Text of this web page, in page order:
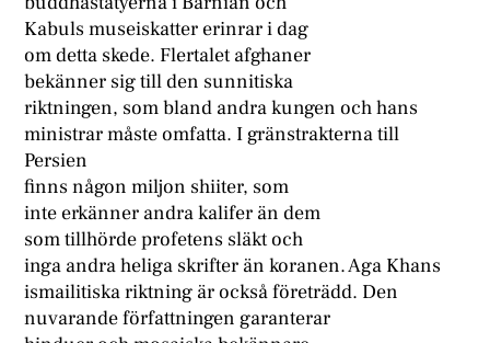
Kabuls museiskatter erinrar i dag
om detta skede. Flertalet afghaner
bekänner sig till den sunnitiska
riktningen, som bland andra kungen och hans
ministrar måste omfatta. I gränstrakterna till
Persien
finns någon miljon shiiter, som
inte erkänner andra kalifer än dem
som tillhörde profetens släkt och
inga andra heliga skrifter än koranen. Aga Khans
ismailitiska riktning är också företrädd. Den
nuvarande författningen garanterar